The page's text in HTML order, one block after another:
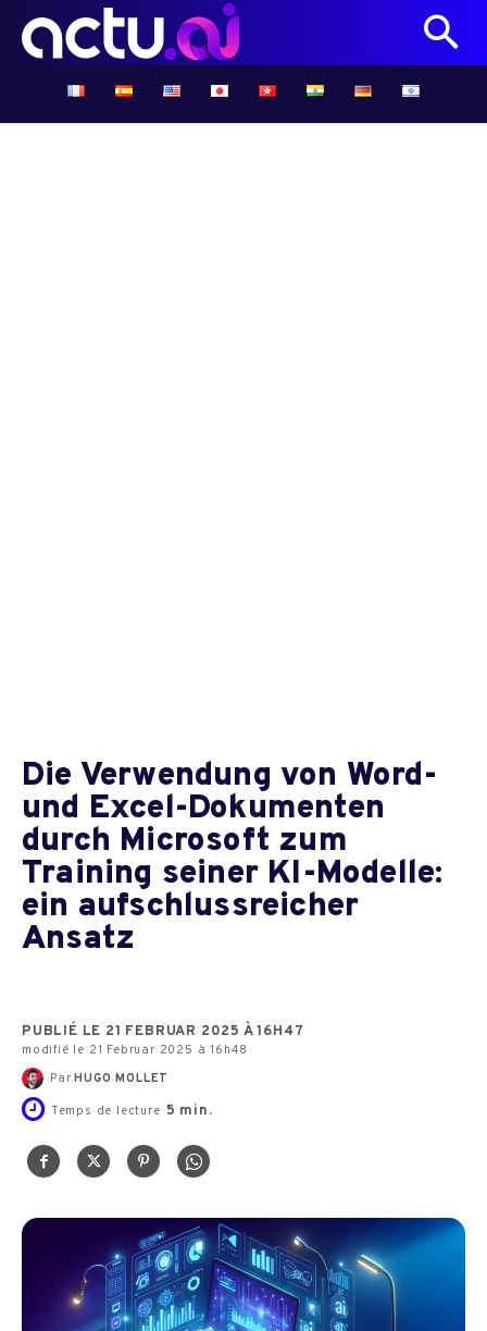
Die Verwendung von Word-
und Excel-Dokumenten
durch Microsoft zum
Training seiner KI-Modelle:
ein aufschlussreicher
Ansatz
PUBLIÉ LE 21 FEBRUAR 2025 À 16H47
modifié le 21 Februar 2025 à 16h48
Par HUGO MOLLET
Temps de lecture 5 min.